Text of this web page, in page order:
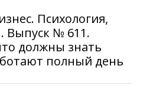
Психология,
Выпуск № 611.
должны знать
полный день